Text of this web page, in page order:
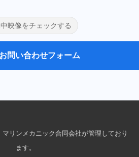
映像をチェックする
お問い合わせフォーム
リンメカニック合同会社が管理しており
ます。